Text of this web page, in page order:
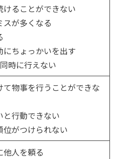
けることができない
スが多くなる
にちょっかいを出す
時に行えない
て物事を行うことができな
と行動できない
位がつけられない
他人を頼る